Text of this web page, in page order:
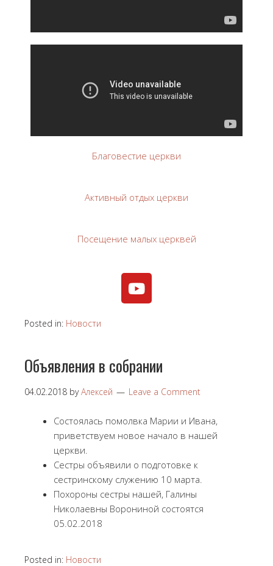
Благовестие церкви
Активный отдых церкви
Посещение малых церквей
Posted in: Новости
Объявления в собрании
04.02.2018 byАлексей Leave a Comment
Состоялась помолвка Марии и Ивана,
приветствуем новое начало в нашей
церкви.
Сестры объявили о подготовке к
сестринскому служению 10 марта.
Похороны сестры нашей, Галины
Николаевны Ворониной состоятся
05.02.2018
Posted in: Новости